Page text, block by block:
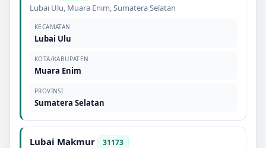
Lubai Ulu, Muara Enim,Sumatera Selatan
KECAMATAN
Lubai Ulu
KOTA/KABUPATEN
Muara Enim
PROVINSI
Sumatera Selatan
Lubai Makmur 31173